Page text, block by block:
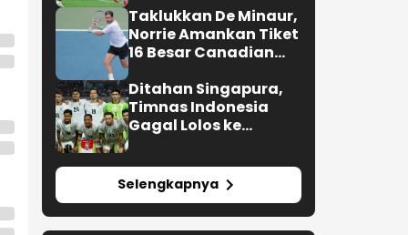
Taklukkan De Minaur,
Norrie Amankan Tiket
16 Besar Canadian
Ditahan Singapura,
Timnas Indonesia
Gagal Lolos ke
Selengkapnya